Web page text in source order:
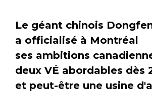
Le géant chinois
a officialisé à Montréal
ses ambitions
deux VÉ abordables dès
et peut-être une usine